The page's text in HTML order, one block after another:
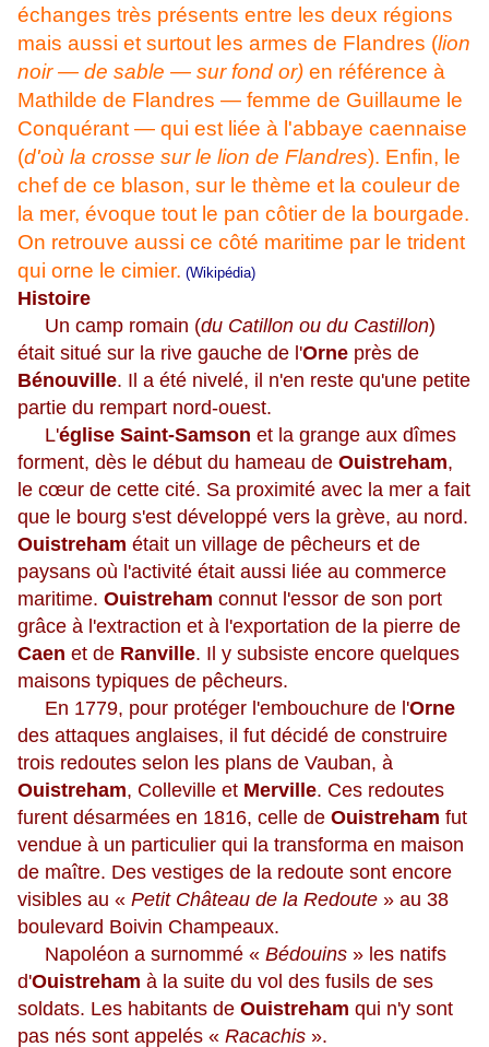
échanges très présents entre les deux régions
mais aussi et surtout les armes de Flandres (lion
noir — de sable — sur fond or) en référence à
Mathilde de Flandres — femme de Guillaume le
Conquérant — qui est liée à l'abbaye caennaise
(d'où la crosse sur le lion de Flandres). Enfin, le
chef de ce blason, sur le thème et la couleur de
la mer, évoque tout le pan côtier de la bourgade.
On retrouve aussi ce côté maritime par le trident
qui orne le cimier. (Wikipédia)
Histoire
Un camp romain (du Catillon ou du Castillon)
était situé sur la rive gauche de l'Orne près de
Bénouville. Il a été nivelé, il n'en reste qu'une petite
partie du rempart nord-ouest.
L'église Saint-Samson et la grange aux dîmes
forment, dès le début du hameau de Ouistreham,
le cœur de cette cité. Sa proximité avec la mer a fait
que le bourg s'est développé vers la grève, au nord.
Ouistreham était un village de pêcheurs et de
paysans où l'activité était aussi liée au commerce
maritime. Ouistreham connut l'essor de son port
grâce à l'extraction et à l'exportation de la pierre de
Caen et de Ranville. Il y subsiste encore quelques
maisons typiques de pêcheurs.
En 1779, pour protéger l'embouchure de l'Orne
des attaques anglaises, il fut décidé de construire
trois redoutes selon les plans de Vauban, à
Ouistreham, Colleville et Merville. Ces redoutes
furent désarmées en 1816, celle de Ouistreham fut
vendue à un particulier qui la transforma en maison
de maître. Des vestiges de la redoute sont encore
visibles au « Petit Château de la Redoute » au 38
boulevard Boivin Champeaux.
Napoléon a surnommé « Bédouins » les natifs
d'Ouistreham à la suite du vol des fusils de ses
soldats. Les habitants de Ouistreham qui n'y sont
pas nés sont appelés « Racachis ».